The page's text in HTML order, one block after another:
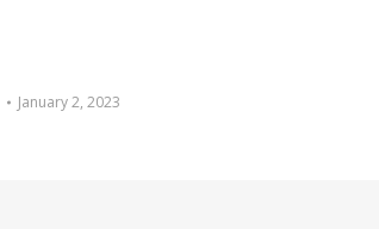
January 2, 2023